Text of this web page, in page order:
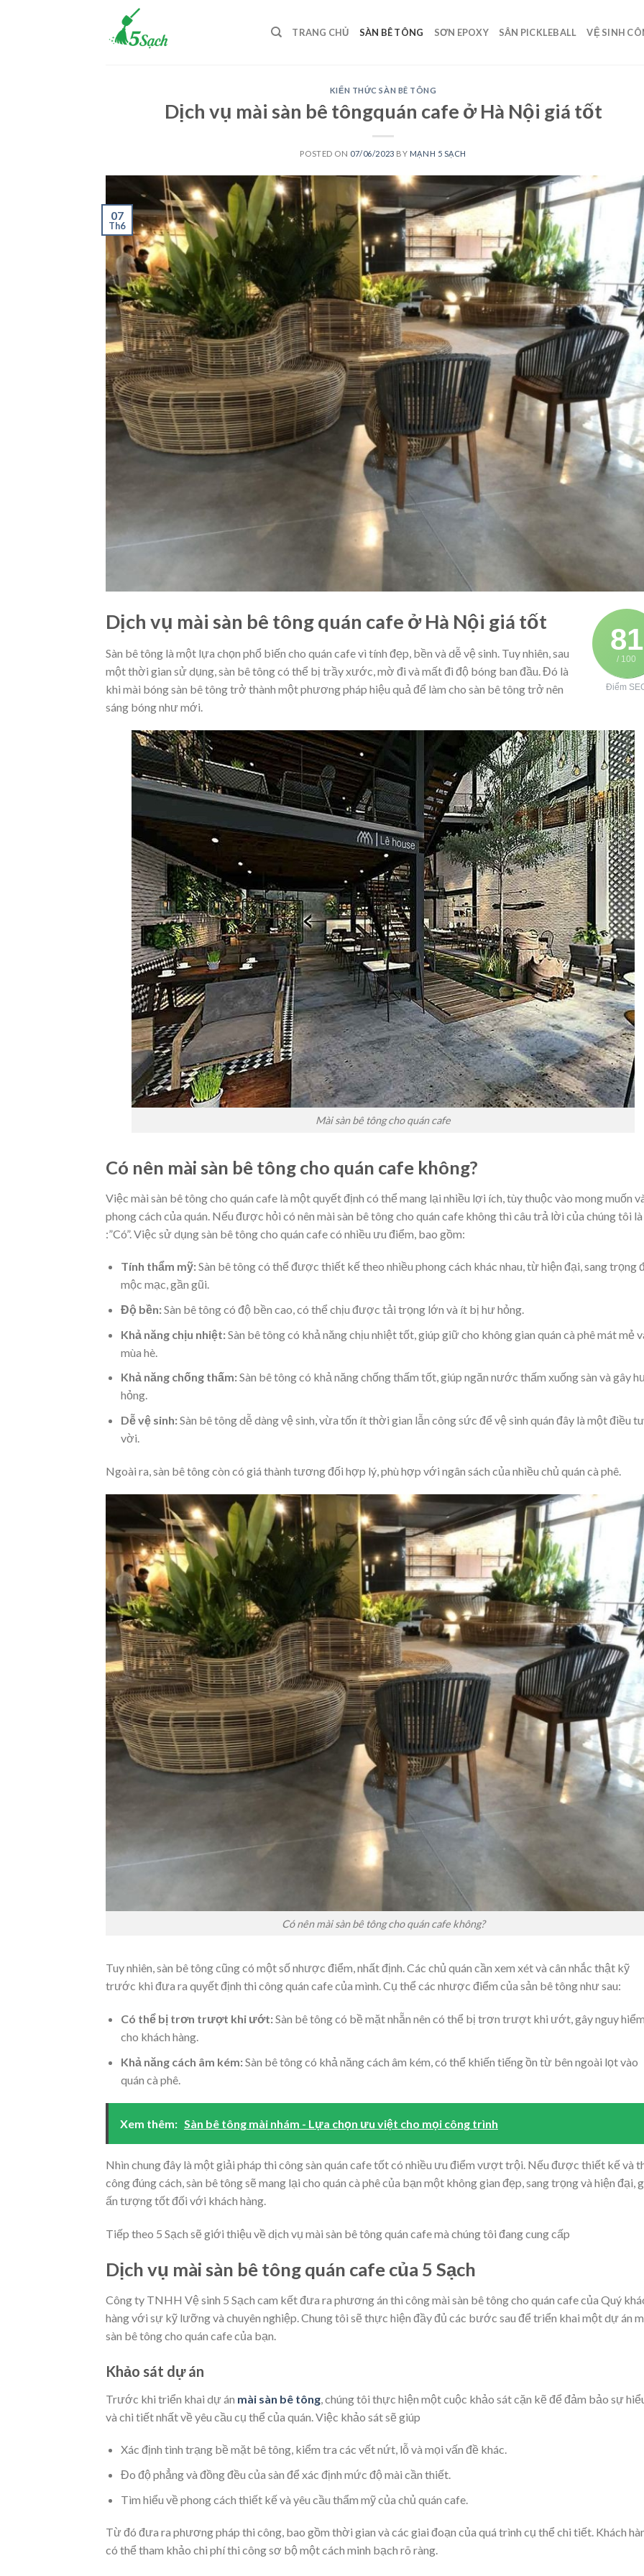
TRANG CHỦ SÀN BÊ TÔNG SƠN EPOXY SÂN PICKLEBALL VỆ SINH
KIẾN THỨC SÀN BÊ TÔNG
Dịch vụ mài sàn bê tôngquán cafe ở Hà Nội giá tốt
POSTED ON 07/06/2023 BY MẠNH 5 SẠCH
07
Th6
81
/ 100
Điểm
Dịch vụ mài sàn bê tông quán cafe ở Hà Nội giá tốt
Sàn bê tông là một lựa chọn phổ biến cho quán cafe vì tính đẹp, bền và dễ vệ sinh. Tuy nhiên, sau
một thời gian sử dụng, sàn bê tông có thể bị trầy xước, mờ đi và mất đi độ bóng ban đầu. Đó là
khi mài bóng sàn bê tông trở thành một phương pháp hiệu quả để làm cho sàn bê tông trở nên
sáng bóng như mới.
Mài sàn bê tông cho quán cafe
Có nên mài sàn bê tông cho quán cafe không?
Việc mài sàn bê tông cho quán cafe là một quyết định có thể mang lại nhiều lợi ích, tùy thuộc vào mong muốn
phong cách của quán. Nếu được hỏi có nên mài sàn bê tông cho quán cafe không thì câu trả lời của chúng tôi là
:”Có”. Việc sử dụng sàn bê tông cho quán cafe có nhiều ưu điểm, bao gồm:
Tính thẩm mỹ:Sàn bê tông có thể được thiết kế theo nhiều phong cách khác nhau, từ hiện đại, sang trọng
mộc mạc, gần gũi.
Độ bền:Sàn bê tông có độ bền cao, có thể chịu được tải trọng lớn và ít bị hư hỏng.
Khả năng chịu nhiệt:Sàn bê tông có khả năng chịu nhiệt tốt, giúp giữ cho không gian quán cà phê mát mẻ
mùa hè.
Khả năng chống thấm:Sàn bê tông có khả năng chống thấm tốt, giúp ngăn nước thấm xuống sàn và gây
hỏng.
Dễ vệ sinh:Sàn bê tông dễ dàng vệ sinh, vừa tốn ít thời gian lẫn công sức để vệ sinh quán đây là một điều
vời.
Ngoài ra, sàn bê tông còn có giá thành tương đối hợp lý, phù hợp với ngân sách của nhiều chủ quán cà phê.
Có nên mài sàn bê tông cho quán cafe không?
Tuy nhiên, sàn bê tông cũng có một số nhược điểm, nhất định. Các chủ quán cần xem xét và cân nhắc thật kỹ
trước khi đưa ra quyết định thi công quán cafe của mình. Cụ thể các nhược điểm của sản bê tông như sau:
Có thể bị trơn trượt khi ướt:Sàn bê tông có bề mặt nhẵn nên có thể bị trơn trượt khi ướt, gây nguy hiểm
cho khách hàng.
Khả năng cách âm kém:Sàn bê tông có khả năng cách âm kém, có thể khiến tiếng ồn từ bên ngoài lọt vào
quán cà phê.
Xem thêm: Sàn bê tông mài nhám - Lựa chọn ưu việt cho mọi công trình
Nhìn chung đây là một giải pháp thi công sàn quán cafe tốt có nhiều ưu điểm vượt trội. Nếu được thiết kế và
công đúng cách, sàn bê tông sẽ mang lại cho quán cà phê của bạn một không gian đẹp, sang trọng và hiện đại,
ấn tượng tốt đối với khách hàng.
Tiếp theo 5 Sạch sẽ giới thiệu về dịch vụ mài sàn bê tông quán cafe mà chúng tôi đang cung cấp
Dịch vụ mài sàn bê tông quán cafe của 5 Sạch
Công ty TNHH Vệ sinh 5 Sạch cam kết đưa ra phương án thi công mài sàn bê tông cho quán cafe của Quý
hàng với sự kỹ lưỡng và chuyên nghiệp. Chung tôi sẽ thực hiện đầy đủ các bước sau để triển khai một dự án
sàn bê tông cho quán cafe của bạn.
Khảo sát dự án
Trước khi triển khai dự án mài sàn bê tông , chúng tôi thực hiện một cuộc khảo sát cặn kẽ để đảm bảo sự
và chi tiết nhất về yêu cầu cụ thể của quán. Việc khảo sát sẽ giúp
Xác định tình trạng bề mặt bê tông, kiểm tra các vết nứt, lỗ và mọi vấn đề khác.
Đo độ phẳng và đồng đều của sàn để xác định mức độ mài cần thiết.
Tìm hiểu về phong cách thiết kế và yêu cầu thẩm mỹ của chủ quán cafe.
Từ đó đưa ra phương pháp thi công, bao gồm thời gian và các giai đoạn của quá trình cụ thể chi tiết. Khách
có thể tham khảo chi phí thi công sơ bộ một cách minh bạch rõ ràng.